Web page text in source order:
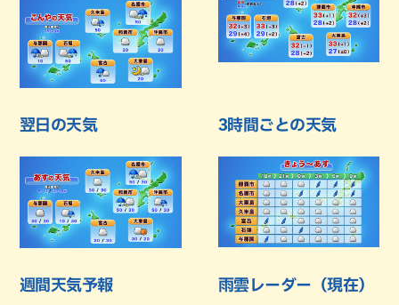
翌日の天気 3時間ごとの天気
週間天気予報 雨雲レーダー（現在）